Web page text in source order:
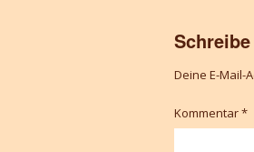
Deine E-Mail-
Kommentar*